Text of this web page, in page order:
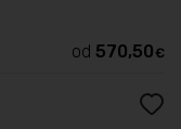
od 570,50 €